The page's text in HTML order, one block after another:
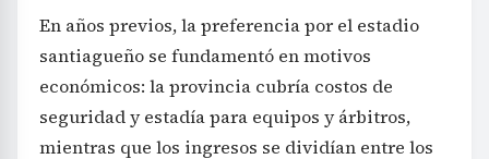
En años previos, la preferencia por el estadio
santiagueño se fundamentó en motivos
económicos: la provincia cubría costos de
seguridad y estadía para equipos y árbitros,
mientras que los ingresos se dividían entre los